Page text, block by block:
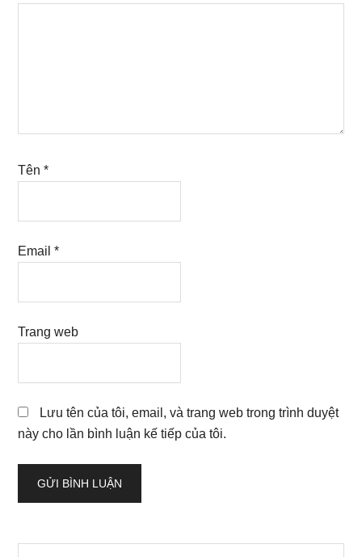
Tên*
Email*
Trang web
Lưu tên của tôi, email, và trang web trong trình duyệt
này cho lần bình luận kế tiếp của tôi.